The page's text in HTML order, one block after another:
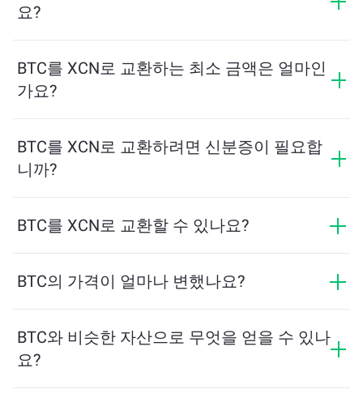
료하세요.
요?
라집니다. ChangeNOW는 숨겨진 수수료 없이 경쟁력 있
는 요금을 제공하며, 최종 금액은 거래를 확인하기 전에
표시됩니다.
BTC를 XCN로 교환하는 최소 금액은 얼마인
가요?
다. 플랫폼은 원활한 거래를 보장하기 위해 필요한 최소
금액을 자동으로 계산합니다. 그러나 대부분의 경우, 최
소 금액은 2달러 상당입니다.
BTC를 XCN로 교환하려면 신분증이 필요합
니까?
프로세스가 빠르고 익명입니다. 그러나 ChangeNOW Pro
세요!
BTC를 XCN로 교환할 수 있나요?
교환할 수 있습니다. 또한 ChangeNOW는 멀티체인 브리
BTC의 가격이 얼마나 변했나요?
니다.
BTC와 비슷한 자산으로 무엇을 얻을 수 있나
요?